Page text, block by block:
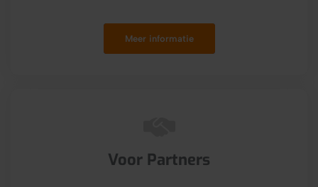
Meer informatie
Voor Partners